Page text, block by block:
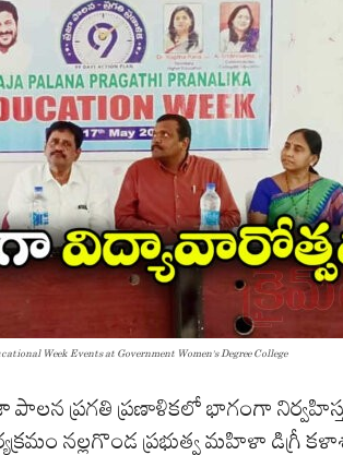
Week Events at Government Women’s Degree College
పాలన ప్రగతి ప్రణాళికలో భాగంగా
నల్లగొండ ప్రభుత్వ మహిళా డిగ్రీ